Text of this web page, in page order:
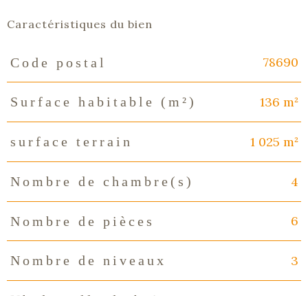
Caractéristiques du bien
Caractéristiques
Code postal 78690
Surface habitable (m²) 136 m²
surface terrain 1 025 m²
Nombre de chambre(s) 4
Nombre de pièces 6
Nombre de niveaux 3